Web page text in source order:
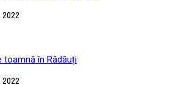
toamnă în Rădăuți